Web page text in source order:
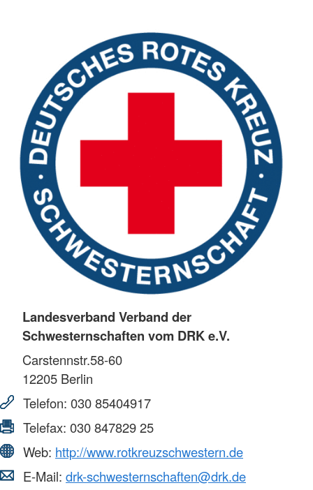
Landesverband Verband der
Schwesternschaften vom DRK e.V.
Carstennstr.58-60
12205 Berlin
Telefon: 030 85404917
Telefax: 030 847829 25
Web: http://www.rotkreuzschwestern.de
E-Mail: drk-schwesternschaften@drk.de